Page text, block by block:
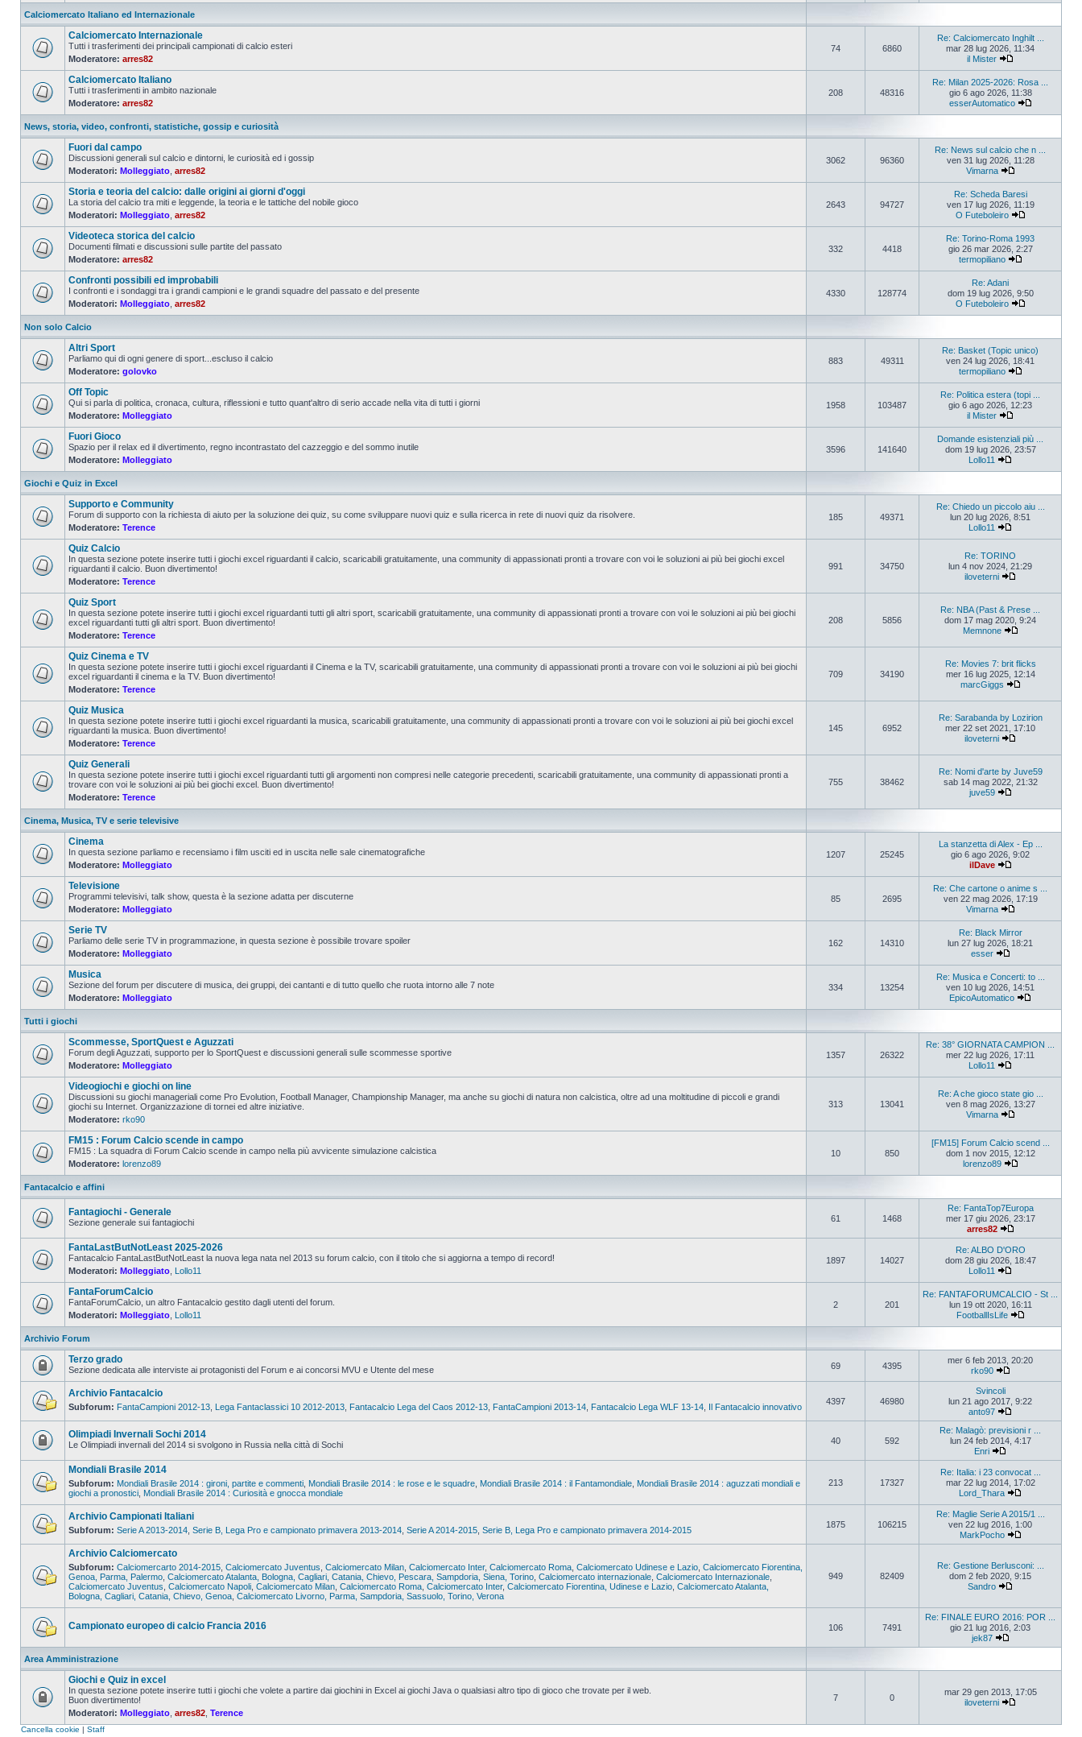
Calciomercato Italiano ed Internazionale
Calciomercato Internazionale
Tutti i trasferimenti dei principali campionati di calcio esteri
Moderatore: arres82
74 6860
Re: Calciomercato Inghilt ...
mar 28 lug 2026, 11:34
il Mister
Calciomercato Italiano
Tutti i trasferimenti in ambito nazionale
Moderatore: arres82
208 48316
Re: Milan 2025-2026: Rosa ...
gio 6 ago 2026, 11:38
esserAutomatico
News, storia, video, confronti, statistiche, gossip e curiosità
Fuori dal campo
Discussioni generali sul calcio e dintorni, le curiosità ed i gossip
Moderatori: Molleggiato arres82
3062 96360
Re: News sul calcio che n ...
ven 31 lug 2026, 11:28
Vimarna
Storia e teoria del calcio: dalle origini ai giorni d'oggi
La storia del calcio tra miti e leggende, la teoria e le tattiche del nobile gioco
Moderatori: Molleggiato arres82
2643 94727
Re: Scheda Baresi
ven 17 lug 2026, 11:19
O Futeboleiro
Videoteca storica del calcio
Documenti filmati e discussioni sulle partite del passato
Moderatore: arres82
332 4418
Re: Torino-Roma 1993
gio 26 mar 2026, 2:27
termopiliano
Confronti possibili ed improbabili
I confronti e i sondaggi tra i grandi campioni e le grandi squadre del passato e del presente
Moderatori: Molleggiato arres82
4330 128774
Re: Adani
dom 19 lug 2026, 9:50
O Futeboleiro
Non solo Calcio
Altri Sport
Parliamo qui di ogni genere di sport...escluso il calcio
Moderatore: golovko
883 49311
Re: Basket (Topic unico)
ven 24 lug 2026, 18:41
termopiliano
Off Topic
Qui si parla di politica, cronaca, cultura, riflessioni e tutto quant'altro di serio accade nella vita di tutti i giorni
Moderatore: Molleggiato
1958 103487
Re: Politica estera (topi ...
gio 6 ago 2026, 12:23
il Mister
Fuori Gioco
Spazio per il relax ed il divertimento, regno incontrastato del cazzeggio e del sommo inutile
Moderatore: Molleggiato
3596 141640
Domande esistenziali più ...
dom 19 lug 2026, 23:57
Lollo11
Giochi e Quiz in Excel
Supporto e Community
Forum di supporto con la richiesta di aiuto per la soluzione dei quiz, su come sviluppare nuovi quiz e sulla ricerca in rete di nuovi quiz da risolvere.
Moderatore: Terence
185 49371
Re: Chiedo un piccolo aiu ...
lun 20 lug 2026, 8:51
Lollo11
Quiz Calcio
In questa sezione potete inserire tutti i giochi excel riguardanti il calcio, scaricabili gratuitamente, una community di appassionati pronti a trovare con voi le soluzioni ai più bei giochi excel
riguardanti il calcio. Buon divertimento!
Moderatore: Terence
991 34750
Re: TORINO
lun 4 nov 2024, 21:29
iloveterni
Quiz Sport
In questa sezione potete inserire tutti i giochi excel riguardanti tutti gli altri sport, scaricabili gratuitamente, una community di appassionati pronti a trovare con voi le soluzioni ai più bei giochi
excel riguardanti tutti gli altri sport. Buon divertimento!
Moderatore: Terence
208 5856
Re: NBA (Past & Prese ...
dom 17 mag 2020, 9:24
Memnone
Quiz Cinema e TV
In questa sezione potete inserire tutti i giochi excel riguardanti il Cinema e la TV, scaricabili gratuitamente, una community di appassionati pronti a trovare con voi le soluzioni ai più bei giochi
excel riguardanti il cinema e la TV. Buon divertimento!
Moderatore: Terence
709 34190
Re: Movies 7: brit flicks
mer 16 lug 2025, 12:14
marcGiggs
Quiz Musica
In questa sezione potete inserire tutti i giochi excel riguardanti la musica, scaricabili gratuitamente, una community di appassionati pronti a trovare con voi le soluzioni ai più bei giochi excel
riguardanti la musica. Buon divertimento!
Moderatore: Terence
145 6952
Re: Sarabanda by Lozirion
mer 22 set 2021, 17:10
iloveterni
Quiz Generali
In questa sezione potete inserire tutti i giochi excel riguardanti tutti gli argomenti non compresi nelle categorie precedenti, scaricabili gratuitamente, una community di appassionati pronti a
trovare con voi le soluzioni ai più bei giochi excel. Buon divertimento!
Moderatore: Terence
755 38462
Re: Nomi d'arte by Juve59
sab 14 mag 2022, 21:32
juve59
Cinema, Musica, TV e serie televisive
Cinema
In questa sezione parliamo e recensiamo i film usciti ed in uscita nelle sale cinematografiche
Moderatore: Molleggiato
1207 25245
La stanzetta di Alex - Ep ...
gio 6 ago 2026, 9:02
ilDave
Televisione
Programmi televisivi, talk show, questa è la sezione adatta per discuterne
Moderatore: Molleggiato
85 2695
Re: Che cartone o anime s ...
ven 22 mag 2026, 17:19
Vimarna
Serie TV
Parliamo delle serie TV in programmazione, in questa sezione è possibile trovare spoiler
Moderatore: Molleggiato
162 14310
Re: Black Mirror
lun 27 lug 2026, 18:21
esser
Musica
Sezione del forum per discutere di musica, dei gruppi, dei cantanti e di tutto quello che ruota intorno alle 7 note
Moderatore: Molleggiato
334 13254
Re: Musica e Concerti: to ...
ven 10 lug 2026, 14:51
EpicoAutomatico
Tutti i giochi
Scommesse, SportQuest e Aguzzati
Forum degli Aguzzati, supporto per lo SportQuest e discussioni generali sulle scommesse sportive
Moderatore: Molleggiato
1357 26322
Re: 38° GIORNATA CAMPION ...
mer 22 lug 2026, 17:11
Lollo11
Videogiochi e giochi on line
Discussioni su giochi manageriali come Pro Evolution, Football Manager, Championship Manager, ma anche su giochi di natura non calcistica, oltre ad una moltitudine di piccoli e grandi
giochi su Internet. Organizzazione di tornei ed altre iniziative.
Moderatore: rko90
313 13041
Re: A che gioco state gio ...
ven 8 mag 2026, 13:27
Vimarna
FM15 : Forum Calcio scende in campo
FM15 : La squadra di Forum Calcio scende in campo nella più avvicente simulazione calcistica
Moderatore: lorenzo89
10 850
[FM15] Forum Calcio scend ...
dom 1 nov 2015, 12:12
lorenzo89
Fantacalcio e affini
Fantagiochi - Generale
Sezione generale sui fantagiochi 61 1468
Re: FantaTop7Europa
mer 17 giu 2026, 23:17
arres82
FantaLastButNotLeast 2025-2026
Fantacalcio FantaLastButNotLeast la nuova lega nata nel 2013 su forum calcio, con il titolo che si aggiorna a tempo di record!
Moderatori: Molleggiato Lollo11
1897 14027
Re: ALBO D'ORO
dom 28 giu 2026, 18:47
Lollo11
FantaForumCalcio
FantaForumCalcio, un altro Fantacalcio gestito dagli utenti del forum.
Moderatori: Molleggiato Lollo11
2 201
Re: FANTAFORUMCALCIO - St ...
lun 19 ott 2020, 16:11
FootballIsLife
Archivio Forum
Terzo grado
Sezione dedicata alle interviste ai protagonisti del Forum e ai concorsi MVU e Utente del mese 69 4395
mer 6 feb 2013, 20:20
rko90
Archivio Fantacalcio
Subforum: FantaCampioni 2012-13 Lega Fantaclassici 10 2012-2013 Fantacalcio Lega del Caos 2012-13 FantaCampioni 2013-14 Fantacalcio Lega WLF 13-14 Il Fantacalcio innovativo
4397 46980
Svincoli
lun 21 ago 2017, 9:22
anto97
Olimpiadi Invernali Sochi 2014
Le Olimpiadi invernali del 2014 si svolgono in Russia nella città di Sochi 40 592
Re: Malagò: previsioni r ...
lun 24 feb 2014, 4:17
Enri
Mondiali Brasile 2014
Subforum: Mondiali Brasile 2014 : gironi, partite e commenti Mondiali Brasile 2014 : le rose e le squadre Mondiali Brasile 2014 : il Fantamondiale Mondiali Brasile 2014 : aguzzati mondiali e
giochi a pronostici Mondiali Brasile 2014 : Curiosità e gnocca mondiale
213 17327
Re: Italia: i 23 convocat ...
mar 22 lug 2014, 17:02
Lord_Thara
Archivio Campionati Italiani
Subforum: Serie A 2013-2014 Serie B, Lega Pro e campionato primavera 2013-2014 Serie A 2014-2015 Serie B, Lega Pro e campionato primavera 2014-2015
1875 106215
Re: Maglie Serie A 2015/1 ...
ven 22 lug 2016, 1:00
MarkPocho
Archivio Calciomercato
Subforum: Calciomercarto 2014-2015 Calciomercato Juventus Calciomercato Milan Calciomercato Inter, Calciomercato Roma Calciomercato Udinese e Lazio Calciomercato Fiorentina,
Genoa, Parma, Palermo Calciomercato Atalanta, Bologna, Cagliari, Catania, Chievo, Pescara, Sampdoria, Siena, Torino Calciomercato internazionale Calciomercato Internazionale
Calciomercato Juventus Calciomercato Napoli Calciomercato Milan Calciomercato Roma Calciomercato Inter, Calciomercato Fiorentina, Udinese e Lazio Calciomercato Atalanta,
Bologna, Cagliari, Catania, Chievo, Genoa Calciomercato Livorno, Parma, Sampdoria, Sassuolo, Torino, Verona
949 82409
Re: Gestione Berlusconi: ...
dom 2 feb 2020, 9:15
Sandro
Campionato europeo di calcio Francia 2016 106 7491
Re: FINALE EURO 2016: POR ...
gio 21 lug 2016, 2:03
jek87
Area Amministrazione
Giochi e Quiz in excel
In questa sezione potete inserire tutti i giochi che volete a partire dai giochini in Excel ai giochi Java o qualsiasi altro tipo di gioco che trovate per il web.
Buon divertimento!
Moderatori: Molleggiato arres82 Terence
7 0
mar 29 gen 2013, 17:05
iloveterni
Cancella cookie | Staff